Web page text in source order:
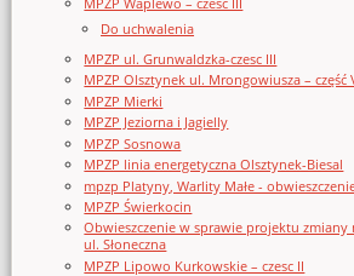
Do uchwalenia
MPZP ul. Grunwaldzka-czesc III
MPZP Olsztynek ul. Mrongowiusza – część
MPZP Mierki
MPZP Jeziorna i Jagielly
MPZP Sosnowa
MPZP linia energetyczna Olsztynek-Biesal
mpzp Platyny, Warlity Małe -
MPZP Świerkocin
Obwieszczenie w sprawie projektu zmiany
ul. Słoneczna
MPZP Lipowo Kurkowskie – czesc II